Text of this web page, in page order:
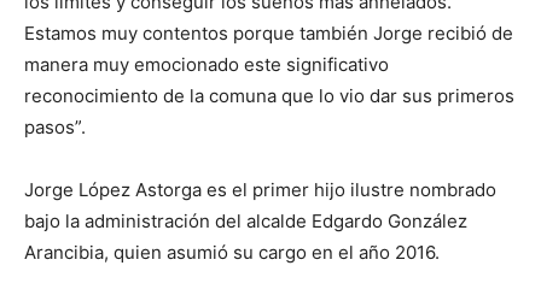
Estamos muy contentos porque también Jorge recibió de
manera muy emocionado este significativo
reconocimiento de la comuna que lo vio dar sus primeros
pasos”.
Jorge López Astorga es el primer hijo ilustre nombrado
bajo la administración del alcalde Edgardo González
Arancibia, quien asumió su cargo en el año 2016.